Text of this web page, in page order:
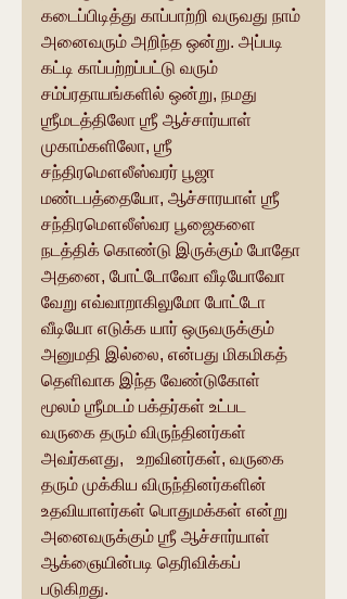
கடைப்பிடித்து காப்பாற்றி வருவது நாம்
அனைவரும் அறிந்த ஒன்று. அப்படி
கட்டி காப்பற்றப்பட்டு வரும்
சம்ப்ரதாயங்களில் ஒன்று, நமது
ஶ்ரீமடத்திலோ ஶ்ரீ ஆச்சார்யாள்
முகாம்களிலோ, ஶ்ரீ
சந்திரமௌலீஸ்வரர் பூஜா
மண்டபத்தையோ, ஆச்சாரயாள் ஶ்ரீ
சந்திரமௌலீஸ்வர பூஜைகளை
நடத்திக் கொண்டு இருக்கும் போதோ
அதனை, போட்டோவோ வீடியோவோ
வேறு எவ்வாறாகிலுமோ போட்டோ
வீடியோ எடுக்க யார் ஒருவருக்கும்
அனுமதி இல்லை, என்பது மிகமிகத்
தெளிவாக இந்த வேண்டுகோள்
மூலம் ஶ்ரீமடம் பக்தர்கள் உட்பட
வருகை தரும் விருந்தினர்கள்
அவர்களது,   உறவினர்கள், வருகை
தரும் முக்கிய விருந்தினர்களின்
உதவியாளர்கள் பொதுமக்கள் என்று
அனைவருக்கும் ஶ்ரீ ஆச்சார்யாள்
ஆக்ஞையின்படி தெரிவிக்கப்
படுகிறது.